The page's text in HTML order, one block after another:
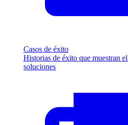
Casos de éxito
Historias de éxito que muestran
soluciones